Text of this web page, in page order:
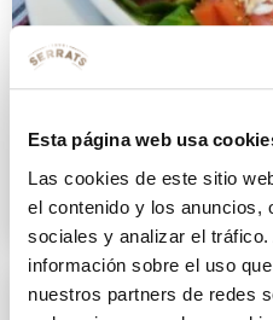
Esta página web usa
Las cookies de este sitio
el contenido y los anuncios,
sociales y analizar el
información sobre el uso
nuestros partners de redes
¡Completas,
28 JUNIO 2019